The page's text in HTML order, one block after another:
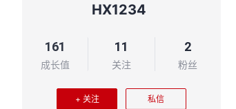
HX1234
161
成长值
11
关注
2
粉丝
+ 关注 私信